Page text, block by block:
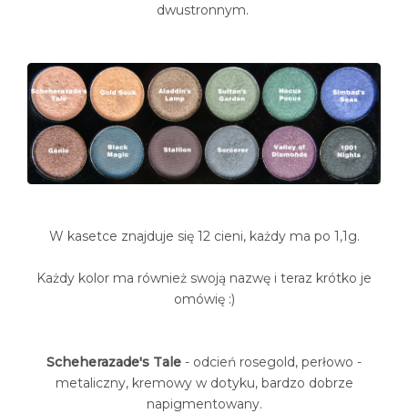
dwustronnym.
W kasetce znajduje się 12 cieni, każdy ma po 1,1g.
Każdy kolor ma również swoją nazwę i teraz krótko je
omówię :)
Scheherazade's Tale - odcień rosegold, perłowo -
metaliczny, kremowy w dotyku, bardzo dobrze
napigmentowany.